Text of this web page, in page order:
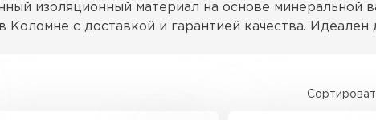
изоляционный материал на основе минеральной
Коломне с доставкой и гарантией качества.
что позволяет легко заполнять сложные формы и